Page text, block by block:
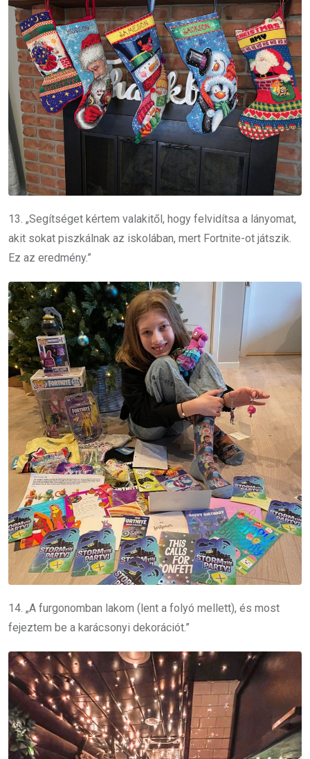
13. „Segítséget kértem valakitől, hogy felvidítsa a lányomat,
akit sokat piszkálnak az iskolában, mert Fortnite-ot játszik.
Ez az eredmény.”
14. „A furgonomban lakom (lent a folyó mellett), és most
fejeztem be a karácsonyi dekorációt.”